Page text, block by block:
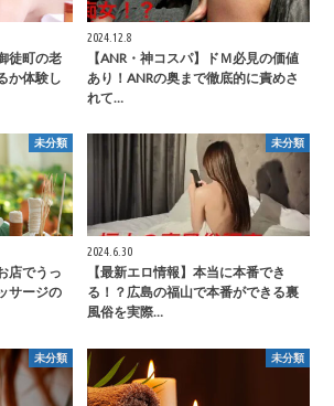
徒町の老
か体験し
2024.12.8
【ANR・神コスパ】ドＭ必見の価値
あり！ANRの奥まで徹底的に責めさ
れて…
未分類
店でうっ
サージの
未分類
2024.6.30
【最新エロ情報】本当に本番でき
る！？広島の福山で本番ができる裏
風俗を実際…
未分類 未分類